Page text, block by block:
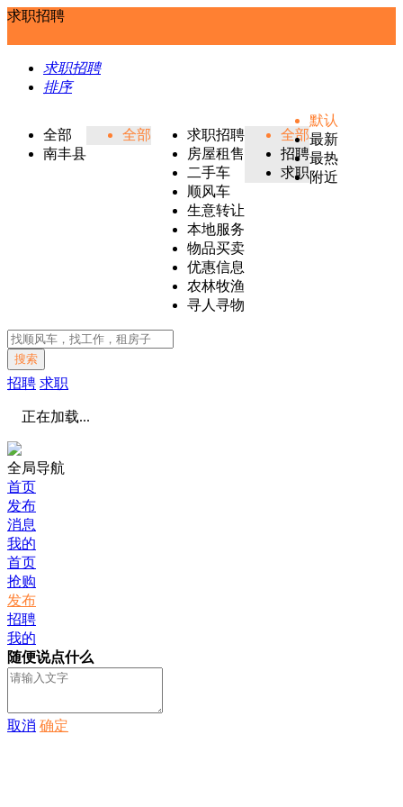
求职招聘
求职招聘
排序
全部
南丰县
全部
求职招聘
房屋租售
二手车
顺风车
生意转让
本地服务
物品买卖
优惠信息
农林牧渔
寻人寻物
全部
招聘
求职
默认
最新
最热
附近
搜索
招聘 求职
正在加载...
全局导航
首页
发布
消息
我的
首页
抢购
发布
招聘
我的
随便说点什么
取消 确定